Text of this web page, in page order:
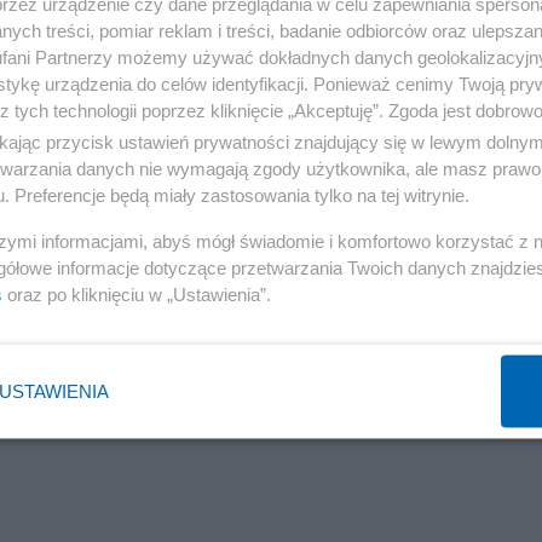
tego kraju przekazały informację o śmierci trzynastu
pośmiertnie odznaczył ich orderami Bohatera Ukrainy.
się nagranie zawierające wymianę zdań
złożenia broni a jej obrońcami, zakończona frazą
Reklama
treści, pomiar reklam i treści, badanie odbiorców oraz
Partnerzy możemy używać dokładnych danych
urządzenia do celów identyfikacji. Ponieważ cenimy Twoją
tych technologii poprzez kliknięcie „Akceptuję”. Zgoda jest
przycisk ustawień prywatności znajdujący się w lewym
danych nie wymagają zgody użytkownika, ale masz
Preferencje będą miały zastosowania tylko na tej witrynie.
informacjami, abyś mógł świadomie i komfortowo korzystać z
informacje dotyczące przetwarzania Twoich danych
oraz po kliknięciu w „Ustawienia”.
USTAWIENIA